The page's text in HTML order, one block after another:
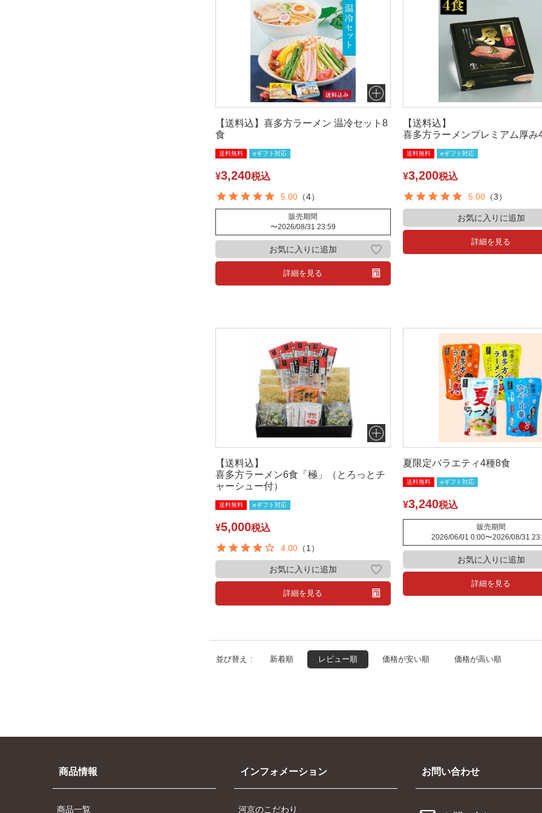
【送料込】喜多方ラーメン 温冷セット8
食
送料無料 eギフト対応
¥3,240税込
5.00（4）
販売期間
〜2026/08/31 23:59
詳細を見る
お気に入りに追加
【送料込】
喜多方ラーメンプレミアム厚み
送料無料 eギフト対応
¥3,200税込
5.00 （3）
詳細を見る
お気に入りに追加
【送料込】
喜多方ラーメン6食「極」（とろっとチ
ャーシュー付）
送料無料 eギフト対応
¥5,000税込
4.00（1）
詳細を見る
お気に入りに追加
夏限定バラエティ4種8食
送料無料 eギフト対応
¥3,240税込
販売期間
2026/06/01 0:00〜2026/08/31
詳細を見る
お気に入りに追加
並び替え 新着順 レビュー順 価格が安い順 価格が高い順
商品情報
商品一覧
インフォメーション
河京のこだわり
お問い合わせ